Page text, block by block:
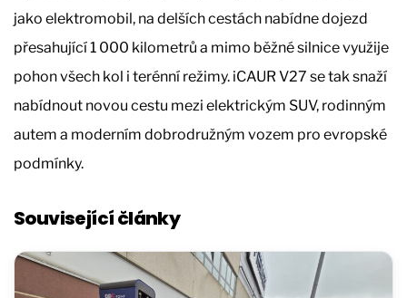
jako elektromobil, na delších cestách nabídne dojezd
přesahující 1 000 kilometrů a mimo běžné silnice využije
pohon všech kol i terénní režimy. iCAUR V27 se tak snaží
nabídnout novou cestu mezi elektrickým SUV, rodinným
autem a moderním dobrodružným vozem pro evropské
podmínky.
Související články